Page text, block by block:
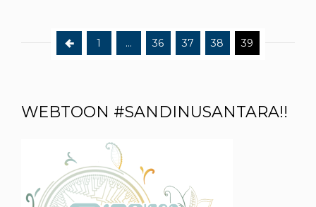
1 … 36 37 38 39
WEBTOON #SANDINUSANTARA!!